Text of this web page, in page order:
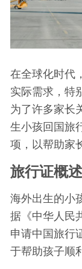
在全球化时代
实际需求，特
为了许多家长
生小孩回国旅
项，以帮助家
旅行证概述
海外出生的小
据《中华人民
申请中国旅行
于帮助孩子顺